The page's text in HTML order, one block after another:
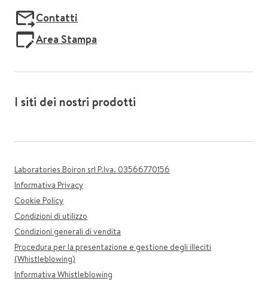
Contatti
Area Stampa
I siti dei nostri prodotti
Laboratories Boiron srl P.Iva. 03566770156
Informativa Privacy
Cookie Policy
Condizioni di utilizzo
Condizioni generali di vendita
Procedura per la presentazione e gestione degli illeciti
(Whistleblowing)
Informativa Whistleblowing